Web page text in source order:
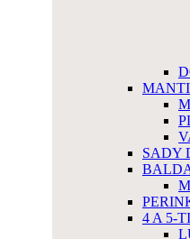
SADY
4 A 5-